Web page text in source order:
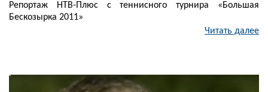
Репортаж НТВ-Плюс с теннисного турнира «Большая
Бескозырка 2011»
Читать далее